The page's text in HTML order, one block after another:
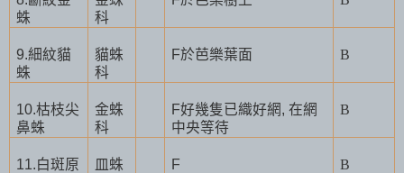
蛛
科
9.細紋貓
蛛
貓蛛
科
F於芭樂葉面 B
10.枯枝尖
鼻蛛
金蛛
科
F好幾隻已織好網,在網
中央等待
B
11.白斑原
皿蛛
F B